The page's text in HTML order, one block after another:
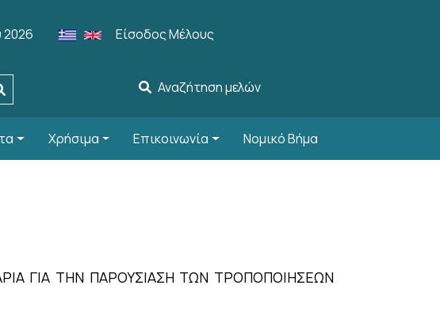
2026
User account menu
Είσοδος Μέλους
Αναζήτηση μελών
Χρήσιμα Επικοινωνία Νομικό Βήμα
ΓΙΑ ΤΗΝ ΠΑΡΟΥΣΙΑΣΗ ΤΩΝ ΤΡΟΠΟΠΟΙΗΣΕΩΝ